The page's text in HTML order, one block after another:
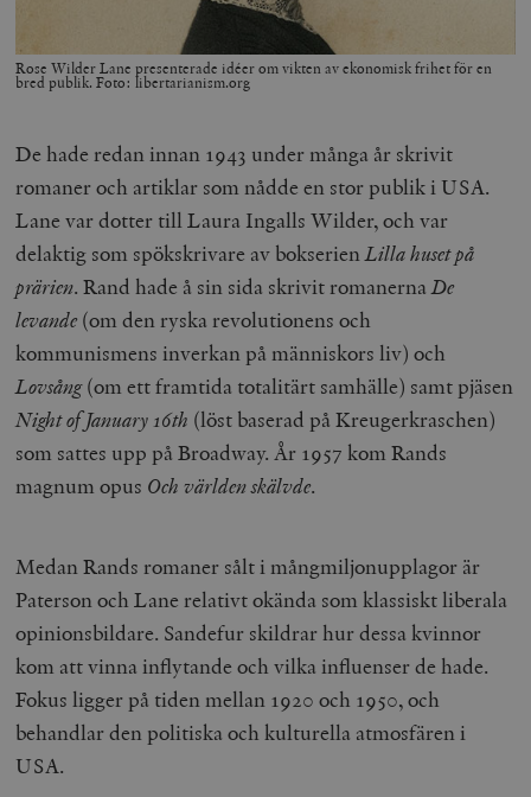
Rose Wilder Lane presenterade idéer om vikten av ekonomisk frihet för en
bred publik. Foto: libertarianism.org
De hade redan innan 1943 under många år skrivit
romaner och artiklar som nådde en stor publik i USA.
Lane var dotter till Laura Ingalls Wilder, och var
delaktig som spökskrivare av bokserienLilla huset på
prärien. Rand hade å sin sida skrivit romanernaDe
levande (om den ryska revolutionens och
kommunismens inverkan på människors liv) och
Lovsång(om ett framtida totalitärt samhälle) samt pjäsen
Night of January 16th (löst baserad på Kreugerkraschen)
som sattes upp på Broadway. År 1957 kom Rands
magnum opus Och världen skälvde.
Medan Rands romaner sålt i mångmiljonupplagor är
Paterson och Lane relativt okända som klassiskt liberala
opinionsbildare. Sandefur skildrar hur dessa kvinnor
kom att vinna inflytande och vilka influenser de hade.
Fokus ligger på tiden mellan 1920 och 1950, och
behandlar den politiska och kulturella atmosfären i
USA.